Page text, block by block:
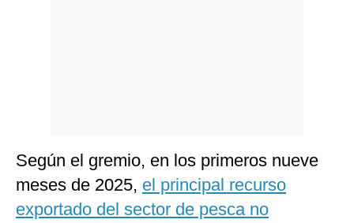
Según el gremio, en los primeros nueve
meses de 2025, el principal recurso
exportado del sector de pesca no